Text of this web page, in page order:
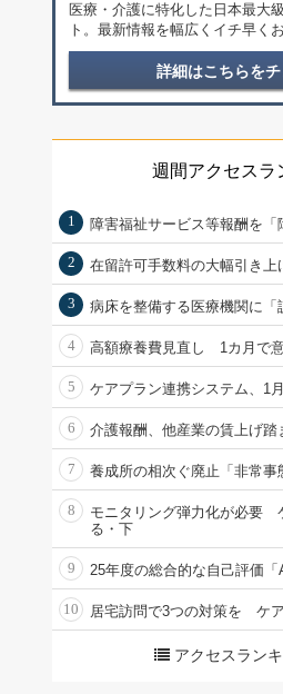
医療・介護に特化した日本最大
ト。最新情報を幅広くイチ早く
詳細はこちらをチ
週間アクセスラ
1 障害福祉サービス等報酬を
2 在留許可手数料の大幅引き上
3 病床を整備する医療機関に「
4 高額療養費見直し 1カ月で
5 ケアプラン連携システム、1
6 介護報酬、他産業の賃上げ踏
7 養成所の相次ぐ廃止「非常事
8
モニタリング弾力化が必要
る・下
9 25年度の総合的な自己評価
10 居宅訪問で3つの対策を ケ
アクセスラン